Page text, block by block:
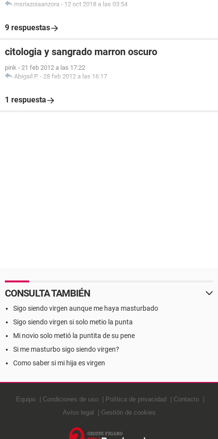
msriazoiaanzora - 12 oct 2018 a las 03:54
9 respuestas
citologia y sangrado marron oscuro
pink - 21 feb 2012 a las 17:22
Abigail P. - 28 feb 2012 a las 16:17
1 respuesta
CONSULTA TAMBIÉN
Sigo siendo virgen aunque me haya masturbado
Sigo siendo virgen si solo metio la punta
Mi novio solo metió la puntita de su pene
Si me masturbo sigo siendo virgen?
Como saber si mi hija es virgen
Equipo Condiciones de uso Política de privacidad
Contacto
Aviso legal
Gestión de cookies